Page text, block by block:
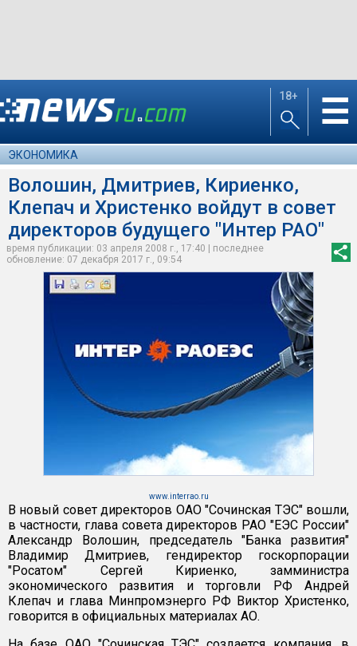
18+ ☰
ЭКОНОМИКА
Волошин, Дмитриев, Кириенко,
Клепач и Христенко войдут в совет
директоров будущего "Интер РАО"
время публикации: 03 апреля 2008 г., 17:40 | последнее
обновление: 07 декабря 2017 г., 09:54
www.interrao.ru
В новый совет директоров ОАО "Сочинская ТЭС" вошли,
в частности, глава совета директоров РАО "ЕЭС России"
Александр Волошин, председатель "Банка развития"
Владимир Дмитриев, гендиректор госкорпорации
"Росатом" Сергей Кириенко, замминистра
экономического развития и торговли РФ Андрей
Клепач и глава Минпромэнерго РФ Виктор Христенко,
говорится в официальных материалах АО.